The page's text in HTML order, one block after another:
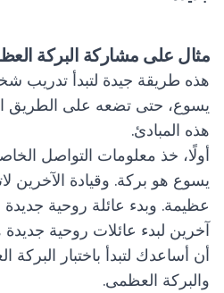
مثال على مشاركة البركة
هذه طريقة جيدة لتبدأ تدريب
يسوع، حتى تضعه على
هذه المبادئ.
أولًا، خذ معلومات التواصل
يسوع هو بركة. وقيادة الآخرين
عظيمة. وبدء عائلة روحية
آخرين لبدء عائلات روحية
أن أساعدك لتبدأ باختبار البركة
والبركة العظمى.